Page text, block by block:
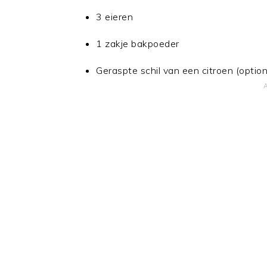
3 eieren
1 zakje bakpoeder
Geraspte schil van een citroen